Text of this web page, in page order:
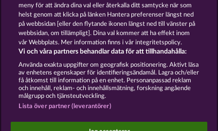
Användarvillkor Sekretesspolicy Avtryck
Om Företaget FAQ Facebook
Skicka in en begäran om att ångra köpet
Sociala casinospel är endast avsedda för
meny för att ändra dina val eller återkalla ditt samtycke när som
helst genom att klicka på länken Hantera preferenser längst ned
på webbsidan [eller den flytande ikonen längst ned till vänster på
webbsidan, om tillämpligt]. Dina val kommer att ha effekt inom
vår Webbplats. Mer information finns i vår integritetspolicy.
Vi och våra partners behandlar data för att tillhandahålla:
Använda exakta uppgifter om geografisk positionering. Aktivt läsa
av enhetens egenskaper för identifieringsändamål. Lagra och/eller
få åtkomst till information på en enhet. Personanpassad reklam
och innehåll, reklam- och innehållsmätning, forskning angående
målgrupp och tjänsteutveckling.
Lista över partner (leverantörer)